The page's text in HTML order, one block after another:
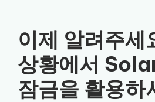
이제 알려주세
상황에서
잠금을 활용하